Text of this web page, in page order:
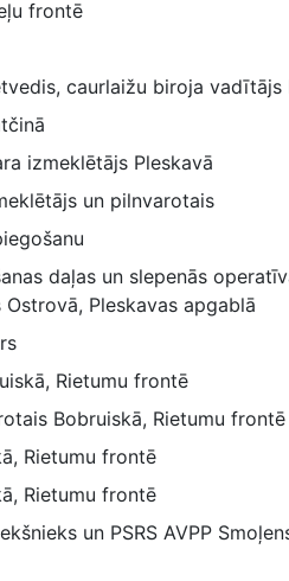
frontē
caurlaižu biroja vadītājs
izmeklētājs Pleskavā
un pilnvarotais
daļas un slepenās
Pleskavas apgablā
Rietumu frontē
Bobruiskā, Rietumu frontē
Rietumu frontē
Rietumu frontē
un PSRS AVPP